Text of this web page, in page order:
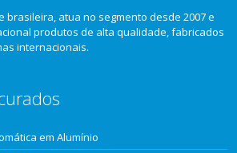
brasileira, atua no segmento desde 2007 e
produtos de alta qualidade, fabricados
internacionais.
em Alumínio